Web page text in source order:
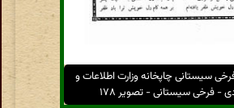
سیستانی چاپخانه وزارت اطلاعات و
- فرخی سیستانی - تصویر ۱۷۸